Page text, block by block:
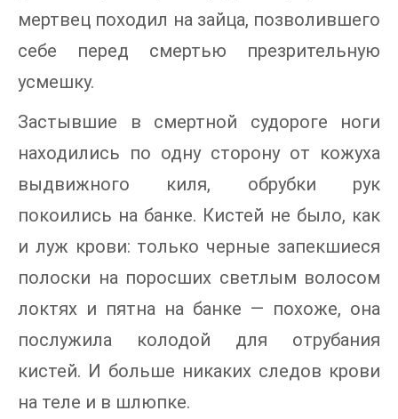
мертвец походил на зайца, позволившего
себе перед смертью презрительную
усмешку.
Застывшие в смертной судороге ноги
находились по одну сторону от кожуха
выдвижного киля, обрубки рук
покоились на банке. Кистей не было, как
и луж крови: только черные запекшиеся
полоски на поросших светлым волосом
локтях и пятна на банке — похоже, она
послужила колодой для отрубания
кистей. И больше никаких следов крови
на теле и в шлюпке.